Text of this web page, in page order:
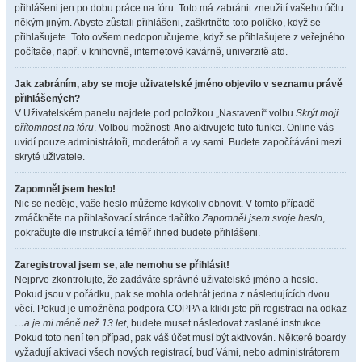
přihlášeni jen po dobu práce na fóru. Toto má zabránit zneužití vašeho účtu
někým jiným. Abyste zůstali přihlášeni, zaškrtněte toto políčko, když se
přihlašujete. Toto ovšem nedoporučujeme, když se přihlašujete z veřejného
počítače, např. v knihovně, internetové kavárně, univerzitě atd.
Jak zabráním, aby se moje uživatelské jméno objevilo v seznamu právě
přihlášených?
V Uživatelském panelu najdete pod položkou „Nastavení“ volbu Skrýt moji
přítomnost na fóru. Volbou možnosti Ano aktivujete tuto funkci. Online vás
uvidí pouze administrátoři, moderátoři a vy sami. Budete započítáváni mezi
skryté uživatele.
Zapomněl jsem heslo!
Nic se neděje, vaše heslo můžeme kdykoliv obnovit. V tomto případě
zmáčkněte na přihlašovací stránce tlačítkoZapomněl jsem svoje heslo,
pokračujte dle instrukcí a téměř ihned budete přihlášeni.
Zaregistroval jsem se, ale nemohu se přihlásit!
Nejprve zkontrolujte, že zadáváte správné uživatelské jméno a heslo.
Pokud jsou v pořádku, pak se mohla odehrát jedna z následujících dvou
věcí. Pokud je umožněna podpora COPPA a klikli jste při registraci na odkaz
…a je mi méně než 13 let, budete muset následovat zaslané instrukce.
Pokud toto není ten případ, pak váš účet musí být aktivován. Některé boardy
vyžadují aktivaci všech nových registrací, buď Vámi, nebo administrátorem